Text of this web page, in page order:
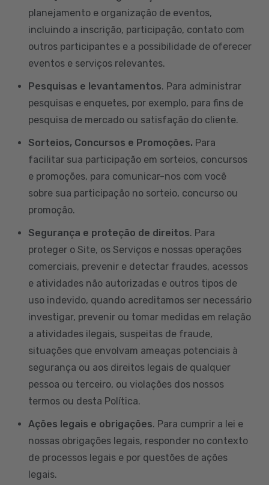
planejamento e organização de eventos,
incluindo a inscrição, participação, contato com
outros participantes e a possibilidade de oferecer
eventos e serviços relevantes.
Pesquisas e levantamentos. Para administrar
pesquisas e enquetes, por exemplo, para fins de
pesquisa de mercado ou satisfação do cliente.
Sorteios, Concursos e Promoções. Para
facilitar sua participação em sorteios, concursos
e promoções, para comunicar-nos com você
sobre sua participação no sorteio, concurso ou
promoção.
Segurança e proteção de direitos. Para
proteger o Site, os Serviços e nossas operações
comerciais, prevenir e detectar fraudes, acessos
e atividades não autorizadas e outros tipos de
uso indevido, quando acreditamos ser necessário
investigar, prevenir ou tomar medidas em relação
a atividades ilegais, suspeitas de fraude,
situações que envolvam ameaças potenciais à
segurança ou aos direitos legais de qualquer
pessoa ou terceiro, ou violações dos nossos
termos ou desta Política.
Ações legais e obrigações. Para cumprir a lei e
nossas obrigações legais, responder no contexto
de processos legais e por questões de ações
legais.